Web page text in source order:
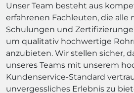
Unser Team besteht aus
erfahrenen Fachleuten, die alle
Schulungen und
um qualitativ hochwertige
anzubieten. Wir stellen sicher,
unseres Teams mit unserem
Kundenservice-Standard
unvergessliches Erlebnis zu